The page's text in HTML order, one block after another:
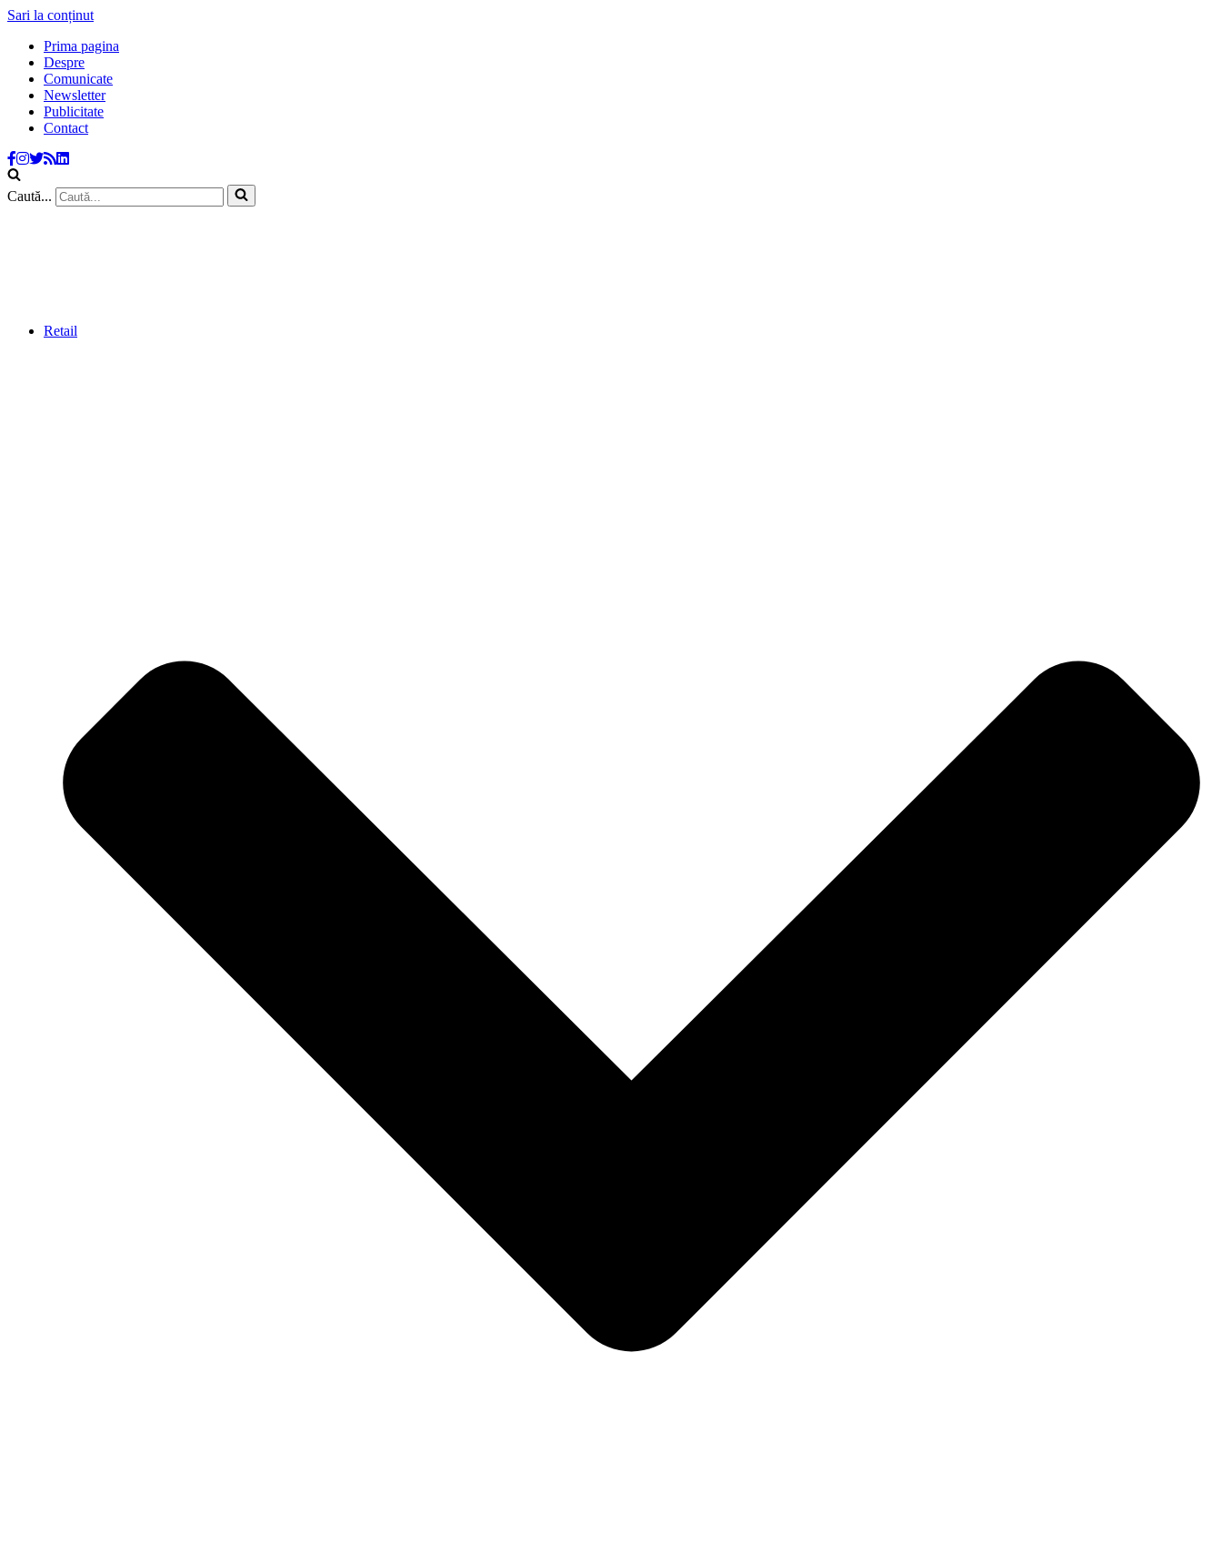
Sari la conținut
Prima pagina
Despre
Comunicate
Newsletter
Publicitate
Contact
Caută...
Retail